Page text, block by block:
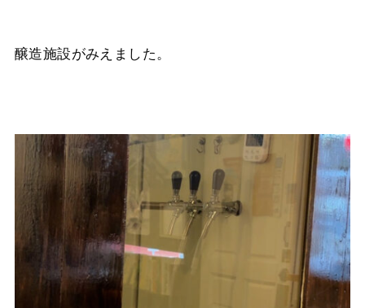
醸造施設がみえました。